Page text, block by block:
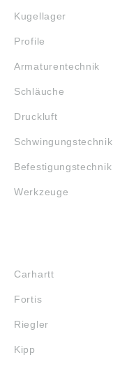
Kugellager
Profile
Armaturentechnik
Schläuche
Druckluft
Schwingungstechnik
Befestigungstechnik
Werkzeuge
Carhartt
Fortis
Riegler
Kipp